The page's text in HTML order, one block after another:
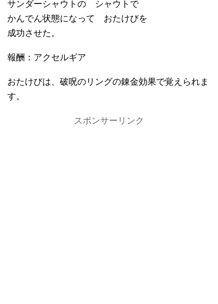
サンダーシャウトの シャウトで
かんでん状態になって おたけびを
成功させた。
報酬：アクセルギア
おたけびは、破呪のリングの錬金効果で覚えられま
す。
スポンサーリンク